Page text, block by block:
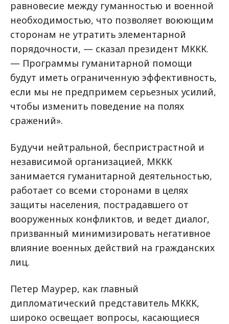
равновесие между гуманностью и военной
необходимостью, что позволяет воюющим
сторонам не утратить элементарной
порядочности, — сказал президент МККК.
— Программы гуманитарной помощи
будут иметь ограниченную эффективность,
если мы не предпримем серьезных усилий,
чтобы изменить поведение на полях
сражений».
Будучи нейтральной, беспристрастной и
независимой организацией, МККК
занимается гуманитарной деятельностью,
работает со всеми сторонами в целях
защиты населения, пострадавшего от
вооруженных конфликтов, и ведет диалог,
призванный минимизировать негативное
влияние военных действий на гражданских
лиц.
Петер Маурер, как главный
дипломатический представитель МККК,
широко освещает вопросы, касающиеся